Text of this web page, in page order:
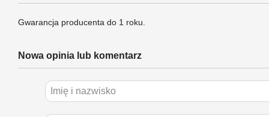
Gwarancja producenta do 1 roku.
Nowa opinia lub komentarz